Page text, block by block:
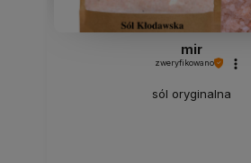
mir
zweryfikowano
sól oryginalna